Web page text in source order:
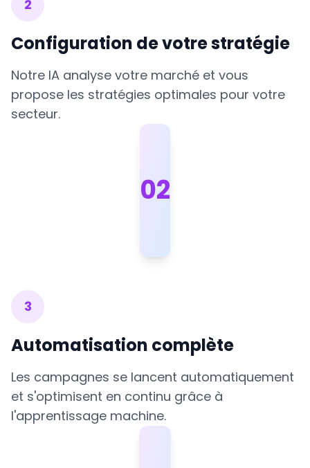
2
Configuration de votre stratégie
Notre IA analyse votre marché et vous
propose les stratégies optimales pour votre
secteur.
02
3
Automatisation complète
Les campagnes se lancent automatiquement
et s'optimisent en continu grâce à
l'apprentissage machine.